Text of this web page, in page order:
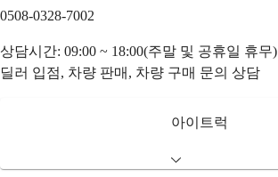
0508-0328-7002
상담시간: 09:00 ~ 18:00(주말 및 공휴일 휴무)
딜러 입점, 차량 판매, 차량 구매 문의 상담
아이트럭